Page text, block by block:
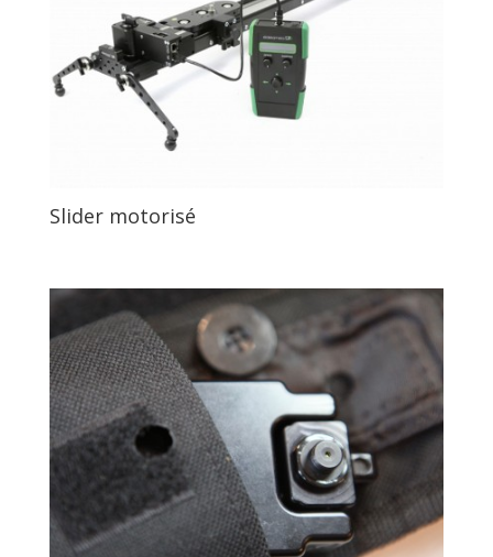
Slider motorisé